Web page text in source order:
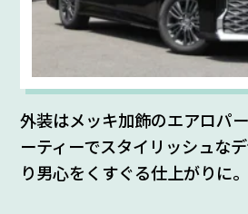
外装はメッキ加飾のエアロパ
ーティーでスタイリッシュな
り男心をくすぐる仕上がりに。